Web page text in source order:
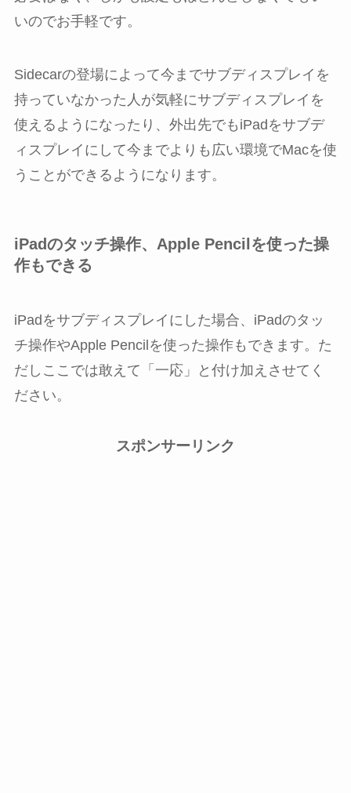
いのでお手軽です。
Sidecarの登場によって今までサブディスプレイを
持っていなかった人が気軽にサブディスプレイを
使えるようになったり、外出先でもiPadをサブデ
ィスプレイにして今までよりも広い環境でMacを使
うことができるようになります。
iPadのタッチ操作、Apple Pencilを使った操
作もできる
iPadをサブディスプレイにした場合、iPadのタッ
チ操作やApple Pencilを使った操作もできます。た
だしここでは敢えて「一応」と付け加えさせてく
ださい。
スポンサーリンク